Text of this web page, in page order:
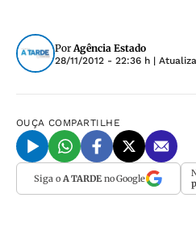
PorAgência Estado
28/11/2012 - 22:36 h |
OUÇA COMPARTILHE
Siga o A TARDEno Google